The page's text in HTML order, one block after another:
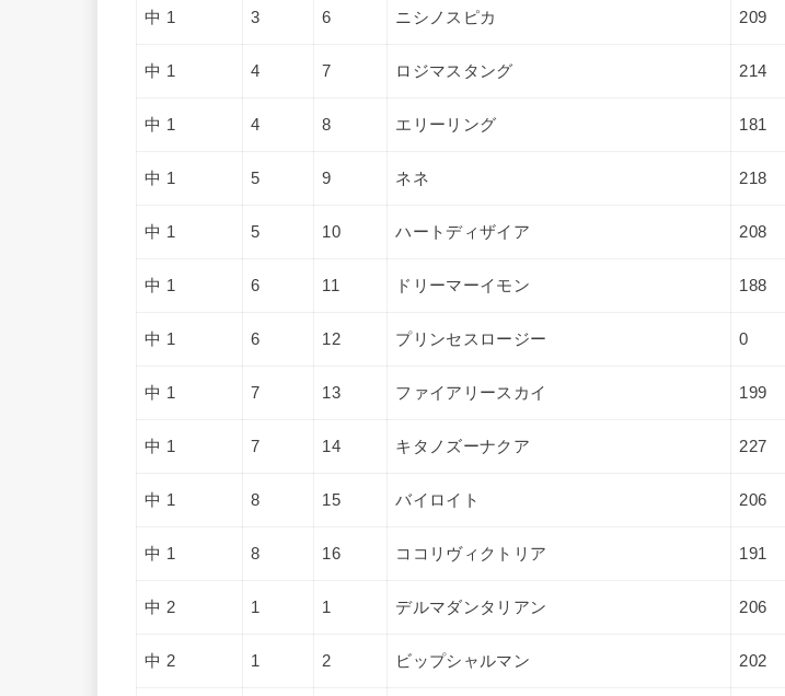
中 1 3 6 ニシノスピカ 209
中 1 4 7 ロジマスタング 214
中 1 4 8 エリーリング 181
中 1 5 9 ネネ 218
中 1 5 10 ハートディザイア 208
中 1 6 11 ドリーマーイモン 188
中 1 6 12 プリンセスロージー 0
中 1 7 13 ファイアリースカイ 199
中 1 7 14 キタノズーナクア 227
中 1 8 15 バイロイト 206
中 1 8 16 ココリヴィクトリア 191
中 2 1 1 デルマダンタリアン 206
中 2 1 2 ビップシャルマン 202